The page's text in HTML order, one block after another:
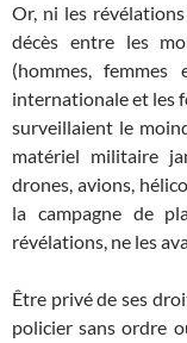
Or, ni les
décès entre les
(hommes,
internationale et les
surveillaient le
matériel militaire
drones, avions,
la campagne de
révélations, ne les
Être privé de ses
policier sans ordre